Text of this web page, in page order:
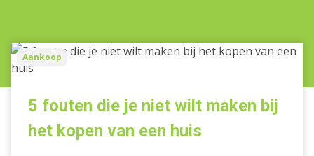
5
fouten
die
Aankoop
5 fouten die je niet wilt maken bij
het kopen van een huis